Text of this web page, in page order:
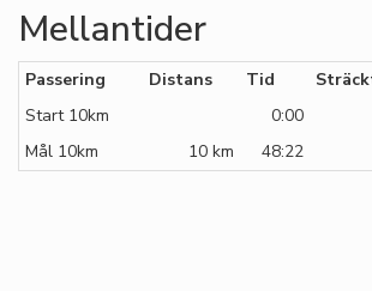
Mellantider
Passering Distans Tid
Start 10km
0:00
Mål 10km
10 km 48:22